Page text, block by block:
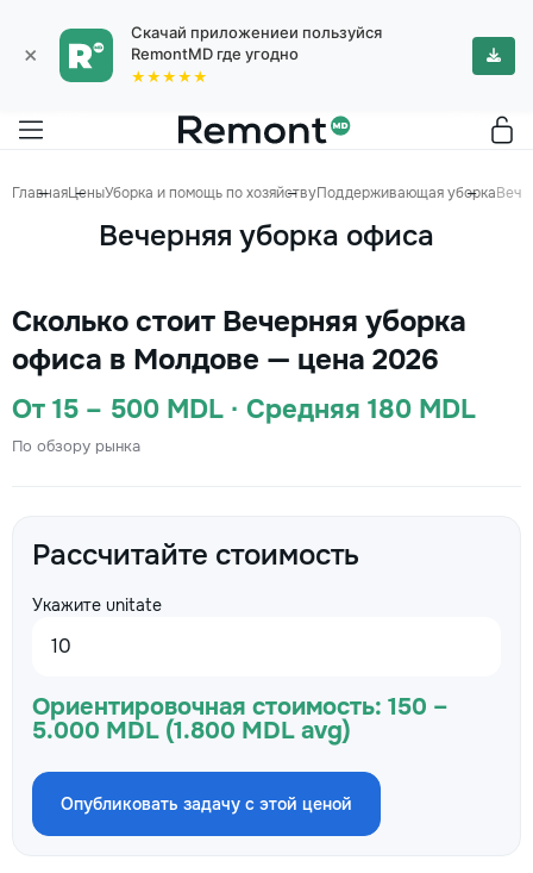
×
Скачай приложениеи пользуйся
RemontMD где угодно
★★★★★
ГлавнаяЦеныУборка и помощь по хозяйствуПоддерживающая уборка
Вечерняя уборка офиса
Сколько стоит Вечерняя уборка
офиса в Молдове — цена 2026
От 15 – 500 MDL · Средняя 180 MDL
По обзору рынка
Рассчитайте стоимость
Укажите unitate
Ориентировочная стоимость: 150 –
5.000 MDL (1.800 MDL avg)
Опубликовать задачу с этой ценой